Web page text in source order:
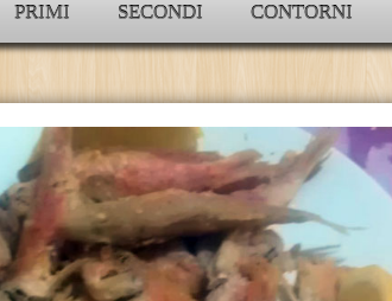
PRIMI SECONDI CONTORNI